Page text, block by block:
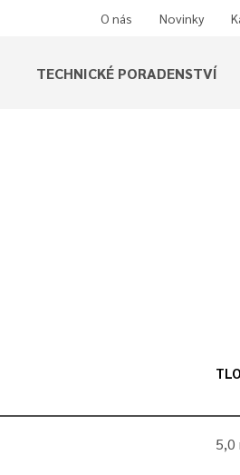
O nás Novinky
TECHNICKÉ PORADENSTVÍ
5,0